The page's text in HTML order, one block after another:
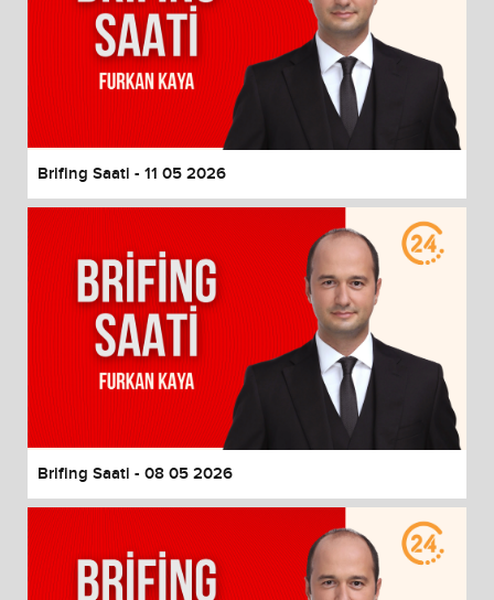
Brifing Saati - 11 05 2026
Brifing Saati - 08 05 2026